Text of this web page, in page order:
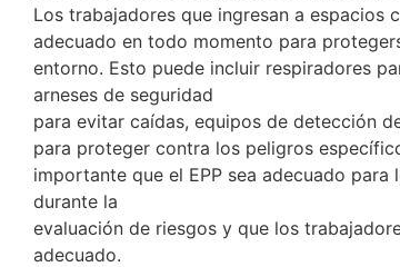
Los trabajadores que ingresan a espacios
adecuado en todo momento para
entorno. Esto puede incluir respiradores
arneses de seguridad
para evitar caídas, equipos de detección
para proteger contra los peligros
importante que el EPP sea adecuado
durante la
evaluación de riesgos y que los
adecuado.